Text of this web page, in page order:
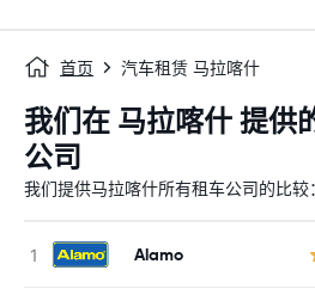
首页 汽车租赁 马拉喀什
我们在 马拉喀什 提供
公司
我们提供马拉喀什所有租车公司的比较：
Alamo